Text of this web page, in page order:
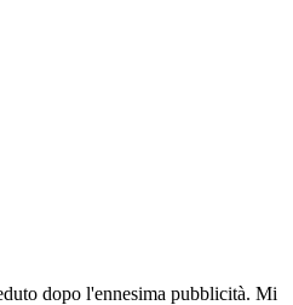
dopo l'ennesima pubblicità. Mi